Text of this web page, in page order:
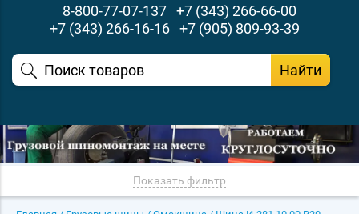
8-800-77-07-137 +7 (343) 266-66-00
+7 (343) 266-16-16 +7 (905) 809-93-39
Показать фильтр